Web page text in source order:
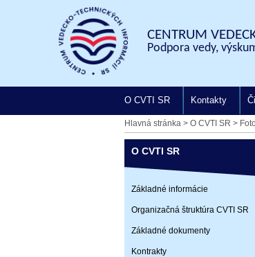
CENTRUM
Podpora vedy,
O CVTI SR Kontakty
Hlavná stránka > O CVTI SR >
O CVTI SR
Základné informácie
Organizačná štruktúra CVTI SR
Základné dokumenty
Kontrakty